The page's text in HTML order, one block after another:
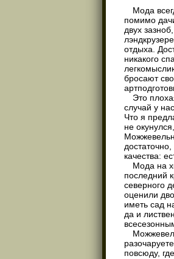
Мода
помимо
двух
отдыха.
никакого
бросают
Это
случай у
Что я
не
качества:
Мода на
последний
северного
оценили
иметь сад
да и
повсюду,